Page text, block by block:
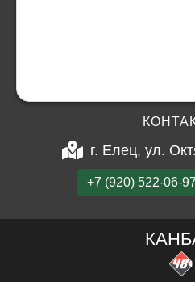
г. Елец, ул.
+7 (920) 522-06-97